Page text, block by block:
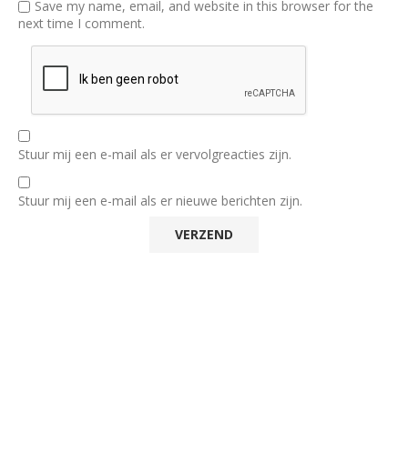
Save my name, email, and website in this browser for the
next time I comment.
Stuur mij een e-mail als er vervolgreacties zijn.
Stuur mij een e-mail als er nieuwe berichten zijn.